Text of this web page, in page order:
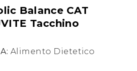
Balance CAT
Tacchino
Alimento Dietetico